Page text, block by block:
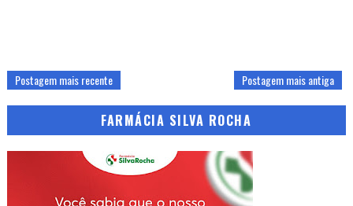
Postagem mais recente Postagem mais antiga
FARMÁCIA SILVA ROCHA